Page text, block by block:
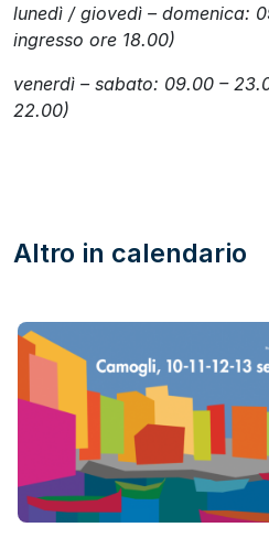
lunedì / giovedì – domenica:
ingresso ore 18.00)
venerdì – sabato: 09.00 –
22.00)
Altro in calendario